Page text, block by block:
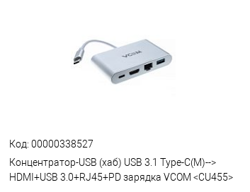
Код: 00000338527
Концентратор-USB (хаб) USB 3.1 Type-C(M)-->
HDMI+USB 3.0+RJ45+PD зарядка VCOM <CU455>